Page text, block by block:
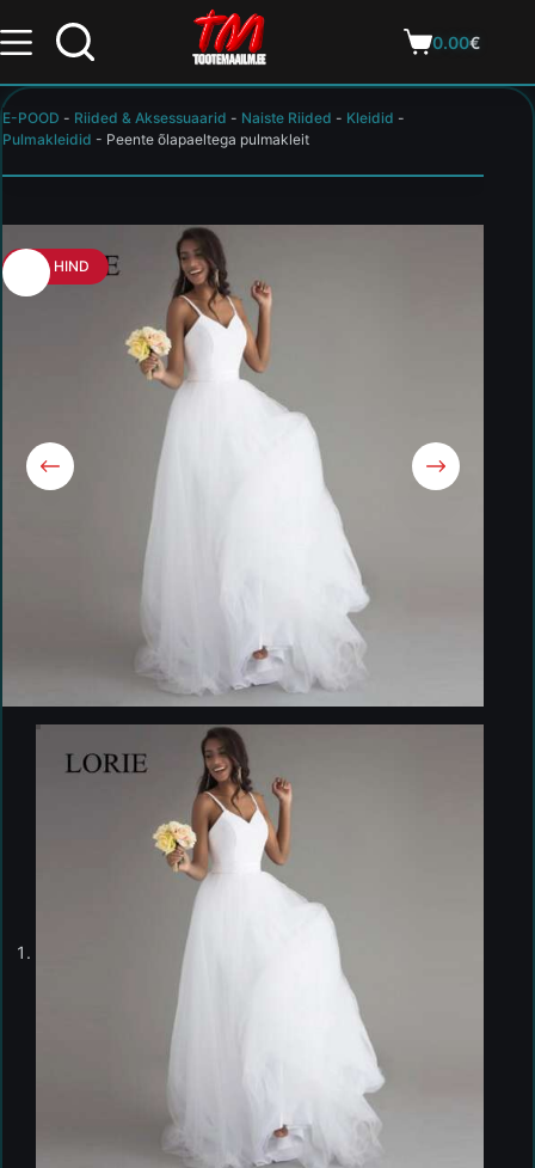
0.00€
E-POOD - Riided & Aksessuaarid - Naiste Riided - Kleidid -
Pulmakleidid - Peente õlapaeltega pulmakleit
HEA HIND